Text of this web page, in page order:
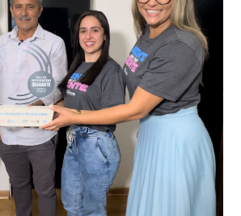
é integrado com outros municípios
a identificação de veículos por
de informações, nesse caso
de uma cidade do Estado do Rio
foram instaladas na sede e no
Kennedy, garantindo mais
seja nas ruas, no comércio, os
Estamos no rumo certo,
os servidores que contribuem para a
cidade”, destaca o prefeito Dorlei